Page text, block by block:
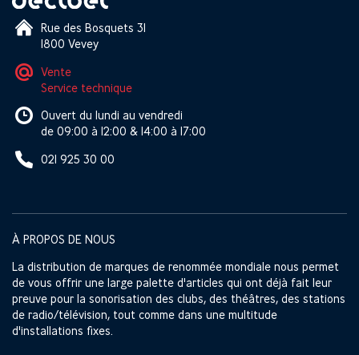
Rue des Bosquets 31
1800 Vevey
Vente
Service technique
Ouvert du lundi au vendredi
de 09:00 à 12:00 & 14:00 à 17:00
021 925 30 00
À PROPOS DE NOUS
La distribution de marques de renommée mondiale nous permet
de vous offrir une large palette d'articles qui ont déjà fait leur
preuve pour la sonorisation des clubs, des théâtres, des stations
de radio/télévision, tout comme dans une multitude
d'installations fixes.